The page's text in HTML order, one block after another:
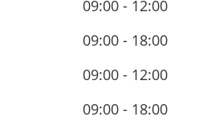
09:00 - 12:00
09:00 - 18:00
09:00 - 12:00
09:00 - 18:00